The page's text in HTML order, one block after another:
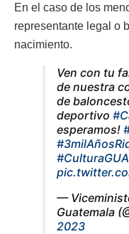
En el caso de los
representante legal o
nacimiento.
Ven con tu
de nuestra
de
deportivo
esperamos!
—
Guatemala
2023